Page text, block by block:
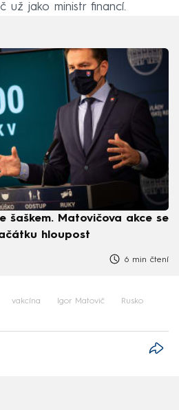
už jako ministr financí.
šaškem. Matovičova akce se
hloupost
6 min čtení
vakcína Igor Matovič Rusko